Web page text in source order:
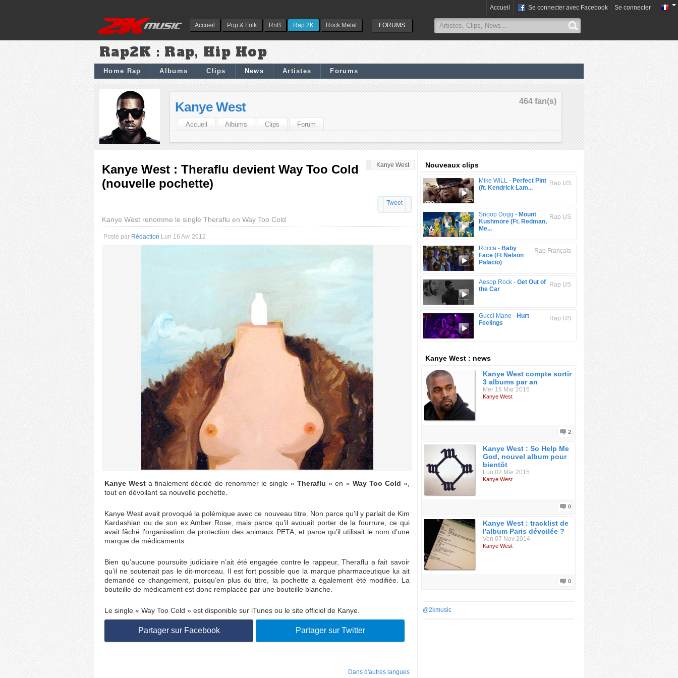
Accueil Pop & Folk RnB Rap 2K Rock Metal FORUMS
Accueil Se connecter avec Facebook Se connecter
Rap2K : Rap, Hip Hop
Home Rap Albums Clips News Artistes Forums
464 fan(s)
Kanye West
Accueil Albums Clips Forum
Kanye West
Kanye West : Theraflu devient Way Too Cold
(nouvelle pochette)
Tweet
Kanye West renomme le single Theraflu en Way Too Cold
Posté par Rédaction Lun 16 Avr 2012
Kanye West a finalement décidé de renommer le single «Theraflu » en « Way Too Cold »,
tout en dévoilant sa nouvelle pochette.
Kanye West avait provoqué la polémique avec ce nouveau titre. Non parce qu’il y parlait de Kim
Kardashian ou de son ex Amber Rose, mais parce qu’il avouait porter de la fourrure, ce qui
avait fâché l’organisation de protection des animaux PETA, et parce qu’il utilisait le nom d’une
marque de médicaments.
Bien qu’aucune poursuite judiciaire n’ait été engagée contre le rappeur, Theraflu a fait savoir
qu’il ne soutenait pas le dit-morceau. Il est fort possible que la marque pharmaceutique lui ait
demandé ce changement, puisqu’en plus du titre, la pochette a également été modifiée. La
bouteille de médicament est donc remplacée par une bouteille blanche.
Le single « Way Too Cold » est disponible sur iTunes ou le site officiel de Kanye.
Partager sur Facebook Partager sur Twitter
Dans d'autres langues
Nouveaux clips
Rap US
Mike WiLL - Perfect Pint
(ft. Kendrick Lam...
Rap US
Snoop Dogg - Mount
Kushmore (Ft. Redman,
Me...
Rap Français
Rocca - Baby
Face (Ft Nelson
Palacio)
Rap US
Aesop Rock - Get Out of
the Car
Rap US
Gucci Mane - Hurt
Feelings
Kanye West : news
Kanye West compte sortir
3 albums par an
Mer 16 Mar 2016
Kanye West
2
Kanye West : So Help Me
God, nouvel album pour
bientôt
Lun 02 Mar 2015
Kanye West
0
Kanye West : tracklist de
l'album Paris dévoilée ?
Ven 07 Nov 2014
Kanye West
0
@2kmusic